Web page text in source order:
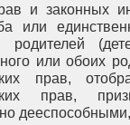
и законных
или
родителей
или обоих
прав,
прав,